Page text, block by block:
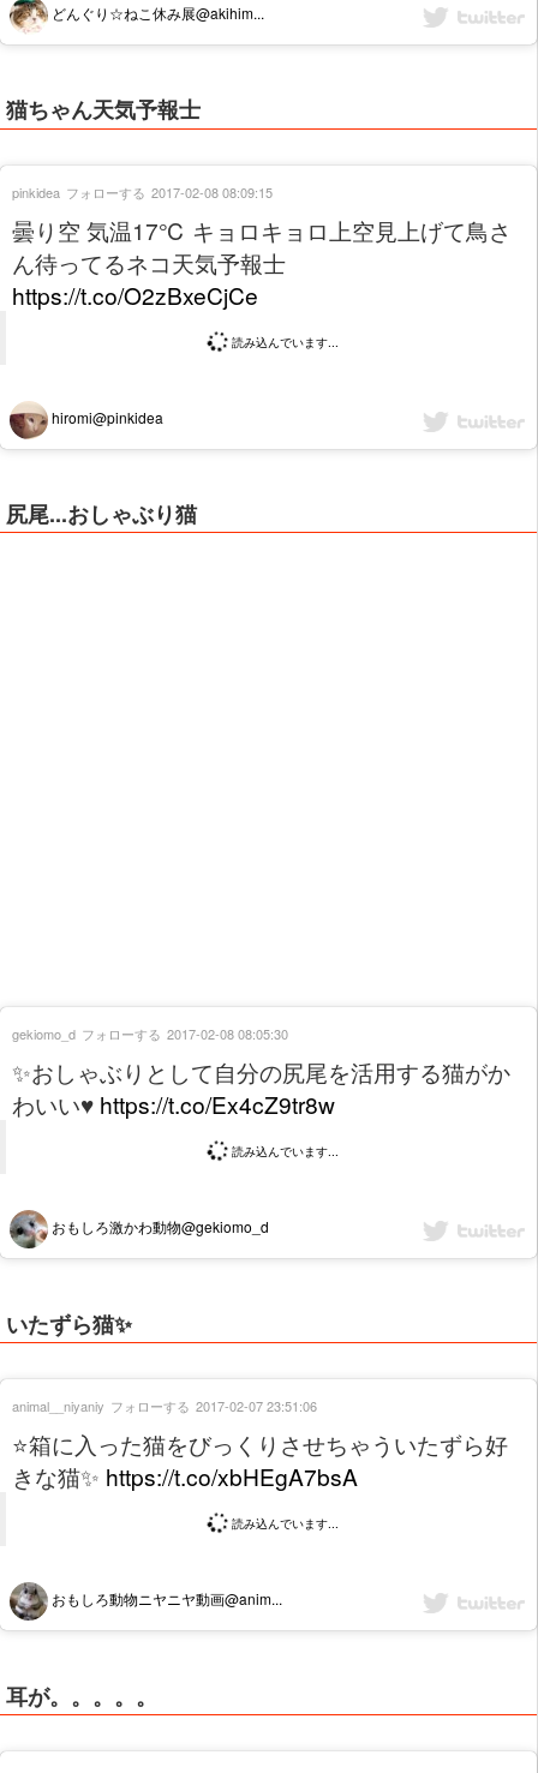
どんぐり☆ねこ休み展@akihim...
猫ちゃん天気予報士
曇り空 気温17℃ キョロキョロ上空見上げて鳥さ
ん待ってるネコ天気予報士
https://t.co/O2zBxeCjCe
読み込んでいます...
hiromi@pinkidea
pinkidea フォローする 2017-02-08 08:09:15
尻尾...おしゃぶり猫
✨おしゃぶりとして自分の尻尾を活用する猫がか
わいい♥ https://t.co/Ex4cZ9tr8w
読み込んでいます...
おもしろ激かわ動物@gekiomo_d
gekiomo_d フォローする 2017-02-08 08:05:30
いたずら猫✨
⭐箱に入った猫をびっくりさせちゃういたずら好
きな猫✨ https://t.co/xbHEgA7bsA
読み込んでいます...
おもしろ動物ニヤニヤ動画@anim...
animal__niyaniy フォローする 2017-02-07 23:51:06
耳が。。。。。